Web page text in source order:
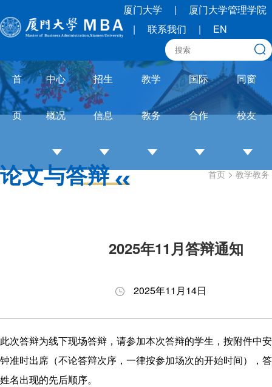
厦门大学 |
厦门大学管理学院
|
联系我们 | EN
首
页
中心
概况
中
念
项
目
特
招生
信息
招
招
态
申
请
教学
教务
论文
辩
BDP
项目
下载
国际
合作
OneMBA
同窗
校友
校
业
发
展
论文与答辩 首页 > 教学教务
2025年11月答辩通知
2025年11月14日
此次答辩为线下现场答辩，请参加本次答辩的学生，按附件中
钟准时出席（不论答辩次序，一律按参加场次的开始时间），
姓名出现的先后顺序。